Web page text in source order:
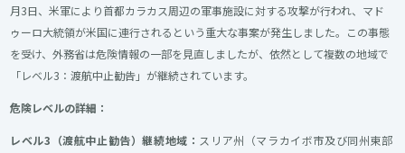
月3日、米軍により首都カラカス周辺の軍事施設に対する攻撃が行われ、マド
ゥーロ大統領が米国に連行されるという重大な事案が発生しました。この事態
を受け、外務省は危険情報の一部を見直しましたが、依然として複数の地域で
「レベル3：渡航中止勧告」が継続されています。
危険レベルの詳細：
レベル3（渡航中止勧告）継続地域： スリア州（マラカイボ市及び同州東部